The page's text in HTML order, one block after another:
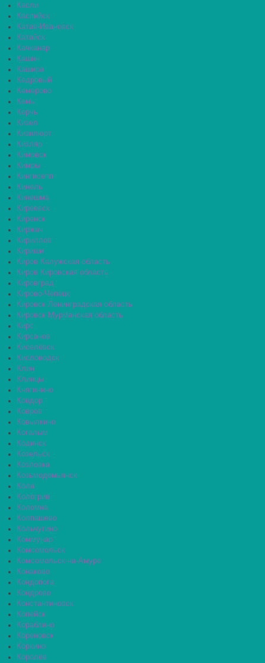
Касли
Каспийск
Катав-Ивановск
Катайск
Качканар
Кашин
Кашира
Кедровый
Кемерово
Кемь
Керчь
Кизел
Кизилюрт
Кизляр
Кимовск
Кимры
Кингисепп
Кинель
Кинешма
Киреевск
Киренск
Киржач
Кириллов
Кириши
Киров Калужская область
Киров Кировская область
Кировград
Кирово-Чепецк
Кировск Ленинградская область
Кировск Мурманская область
Кирс
Кирсанов
Киселёвск
Кисловодск
Клин
Клинцы
Княгинино
Ковдор
Ковров
Ковылкино
Когалым
Кодинск
Козельск
Козловка
Козьмодемьянск
Кола
Кологрив
Коломна
Колпашево
Кольчугино
Коммунар
Комсомольск
Комсомольск-на-Амуре
Конаково
Кондопога
Кондрово
Константиновск
Копейск
Кораблино
Кореновск
Коркино
Королёв